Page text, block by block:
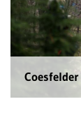
Segeln
Tennis